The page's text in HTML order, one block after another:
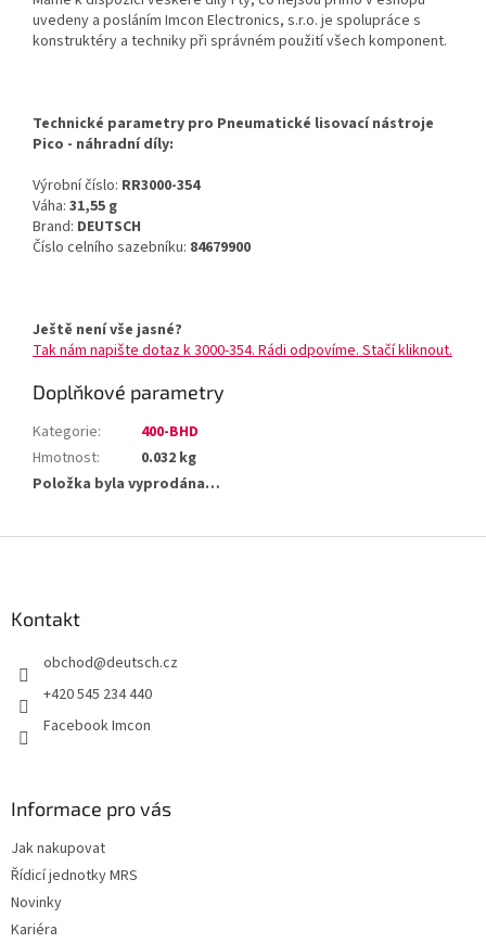
uvedeny a posláním Imcon Electronics, s.r.o. je spolupráce s
konstruktéry a techniky při správném použití všech komponent.
Technické parametry pro Pneumatické lisovací nástroje
Pico - náhradní díly:
Výrobní číslo: RR3000-354
Váha: 31,55 g
Brand: DEUTSCH
Číslo celního sazebníku: 84679900
Ještě není vše jasné?
Tak nám napište dotaz k 3000-354. Rádi odpovíme. Stačí kliknout.
Doplňkové parametry
Kategorie:
400-BHD
Hmotnost:
0.032 kg
Položka byla vyprodána…
Kontakt
obchod@deutsch.cz
+420 545 234 440
Facebook Imcon
Informace pro vás
Jak nakupovat
Řídicí jednotky MRS
Novinky
Kariéra